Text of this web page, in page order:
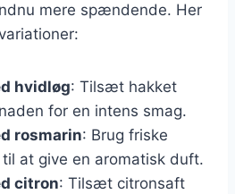
mere spændende. Her
hvidløg: Tilsæt hakket
for en intens smag.
rosmarin: Brug friske
at give en aromatisk duft.
citron: Tilsæt citronsaft